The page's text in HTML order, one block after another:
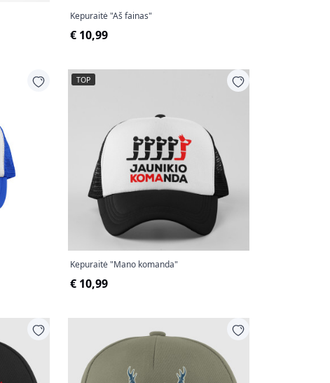
Kepuraitė "Aš fainas"
€ 10,99
TOP
Kepuraitė "Mano komanda"
€ 10,99